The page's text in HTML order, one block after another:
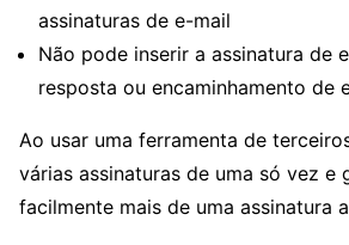
assinaturas de e-mail
Não pode inserir a assinatura de
resposta ou encaminhamento de
Ao usar uma ferramenta de
várias assinaturas de uma só vez e
facilmente mais de uma assinatura